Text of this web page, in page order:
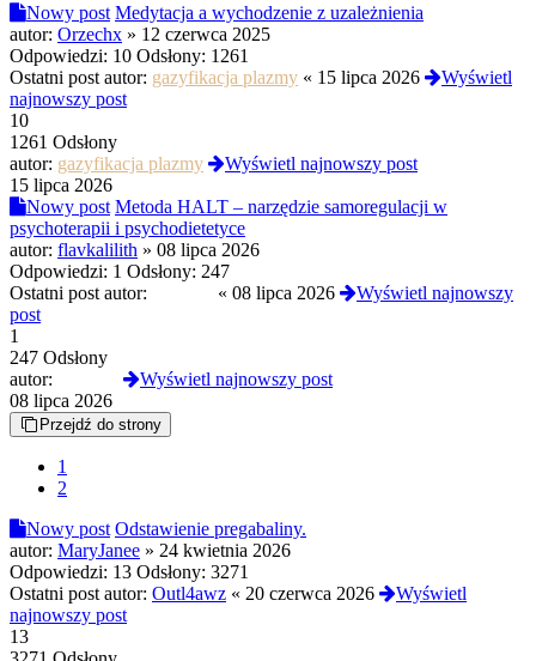
Nowy post Medytacja a wychodzenie z uzależnienia
autor: Orzechx » 12 czerwca 2025
Odpowiedzi: 10 Odsłony: 1261
Ostatni post autor: gazyfikacja plazmy « 15 lipca 2026
Wyświetl
najnowszy post
10
1261 Odsłony
autor: gazyfikacja plazmy
Wyświetl najnowszy post
15 lipca 2026
Nowy post Metoda HALT – narzędzie samoregulacji w
psychoterapii i psychodietetyce
autor: flavkalilith » 08 lipca 2026
Odpowiedzi: 1 Odsłony: 247
Ostatni post autor:
« 08 lipca 2026
Wyświetl najnowszy
post
1
247 Odsłony
autor:
Wyświetl najnowszy post
08 lipca 2026
Przejdź do strony
1
2
Nowy post Odstawienie pregabaliny.
autor: MaryJanee » 24 kwietnia 2026
Odpowiedzi: 13 Odsłony: 3271
Ostatni post autor: Outl4awz « 20 czerwca 2026
Wyświetl
najnowszy post
13